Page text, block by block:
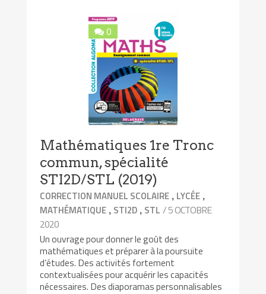
0
Mathématiques 1re Tronc
commun, spécialité
STI2D/STL (2019)
CORRECTION MANUEL SCOLAIRE , LYCÉE ,
MATHÉMATIQUE , STI2D , STL / 5 OCTOBRE
2020
Un ouvrage pour donner le goût des
mathématiques et préparer à la poursuite
d’études. Des activités fortement
contextualisées pour acquérir les capacités
nécessaires. Des diaporamas personnalisables